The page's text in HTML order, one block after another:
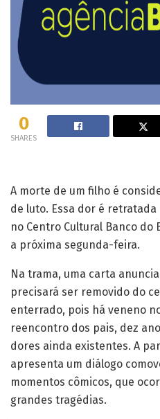
0
SHARES
A morte de um filho é
de luto. Essa dor é
no Centro Cultural Banco do
a próxima segunda-feira.
Na trama, uma carta
precisará ser removido do
enterrado, pois há veneno
reencontro dos pais, dez
dores ainda existentes. A
apresenta um diálogo
momentos cômicos, que
grandes tragédias.